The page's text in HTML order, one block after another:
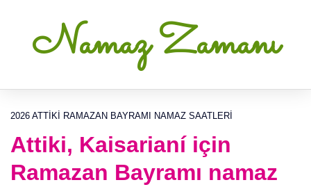
Namaz Zamanı
2026 ATTIKI RAMAZAN BAYRAMI NAMAZ SAATLERI
Attiki, Kaisarianí için
Ramazan Bayramı namaz